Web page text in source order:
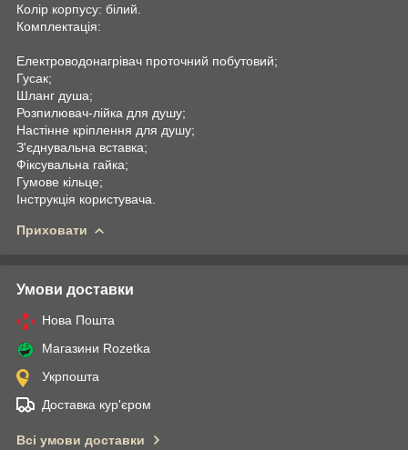
Колір корпусу: білий.
Комплектація:
Електроводонагрівач проточний побутовий;
Гусак;
Шланг душа;
Розпилювач-лійка для душу;
Настінне кріплення для душу;
З'єднувальна вставка;
Фіксувальна гайка;
Гумове кільце;
Інструкція користувача.
Приховати
Умови доставки
Нова Пошта
Магазини Rozetka
Укрпошта
Доставка кур'єром
Всі умови доставки